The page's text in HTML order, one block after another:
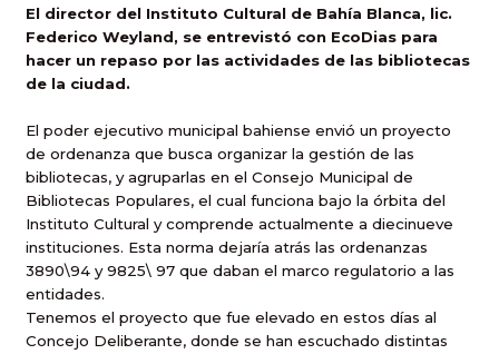
El director del Instituto Cultural de Bahía Blanca, lic.
Federico Weyland, se entrevistó con EcoDias para
hacer un repaso por las actividades de las bibliotecas
de la ciudad.
El poder ejecutivo municipal bahiense envió un proyecto
de ordenanza que busca organizar la gestión de las
bibliotecas, y agruparlas en el Consejo Municipal de
Bibliotecas Populares, el cual funciona bajo la órbita del
Instituto Cultural y comprende actualmente a diecinueve
instituciones. Esta norma dejaría atrás las ordenanzas
3890\94 y 9825\ 97 que daban el marco regulatorio a las
entidades.
Tenemos el proyecto que fue elevado en estos días al
Concejo Deliberante, donde se han escuchado distintas